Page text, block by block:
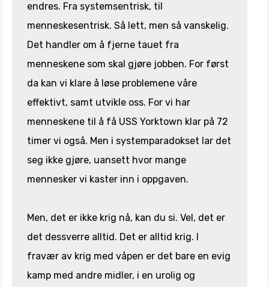
endres. Fra systemsentrisk, til
menneskesentrisk. Så lett, men så vanskelig.
Det handler om å fjerne tauet fra
menneskene som skal gjøre jobben. For først
da kan vi klare å løse problemene våre
effektivt, samt utvikle oss. For vi har
menneskene til å få USS Yorktown klar på 72
timer vi også. Men i systemparadokset lar det
seg ikke gjøre, uansett hvor mange
mennesker vi kaster inn i oppgaven.
Men, det er ikke krig nå, kan du si. Vel, det er
det dessverre alltid. Det er alltid krig. I
fravær av krig med våpen er det bare en evig
kamp med andre midler, i en urolig og